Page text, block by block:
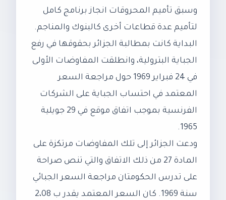
وسبق تأميم المحروقات انجاز برنامج كامل
لتأميم عدة قطاعات أخرى كالبنوك والمناجم.
البداية كانت بمطالبة الجزائر بحقوقها في رفع
الجباية البترولية، وانطلقت المفاوضات الأولى
في 24 فبراير 1969 حول مراجعة السعر
المعتمد في احتساب الجباية على الشركات
الفرنسية بموجب اتفاق موقع في 29 جويلية
1965.
ودعت الجزائر إلى تلك المفاوضات مرتكزة على
المادة 27 من ذلك الاتفاق والتي تنص صراحة
على تدرس الحكومتان مراجعة السعر الجبائي
سنة 1969. كان السعر المعتمد يقدر ب 2،08